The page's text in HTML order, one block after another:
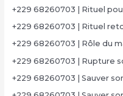
+229 68260703 | Rituel
+229 68260703 | Rituel
+229 68260703 | Rôle du
+229 68260703 | Rupture
+229 68260703 | Sauver